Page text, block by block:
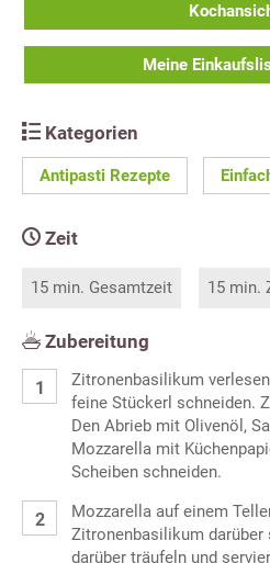
Meine
Kategorien
Antipasti Rezepte
Zeit
15 min. Gesamtzeit 15 min.
Zubereitung
Zitronenbasilikum
feine Stückerl schneiden.
Den Abrieb mit Olivenöl,
Mozzarella mit
Scheiben schneiden.
Mozzarella auf einem
Zitronenbasilikum darüber
darüber träufeln und